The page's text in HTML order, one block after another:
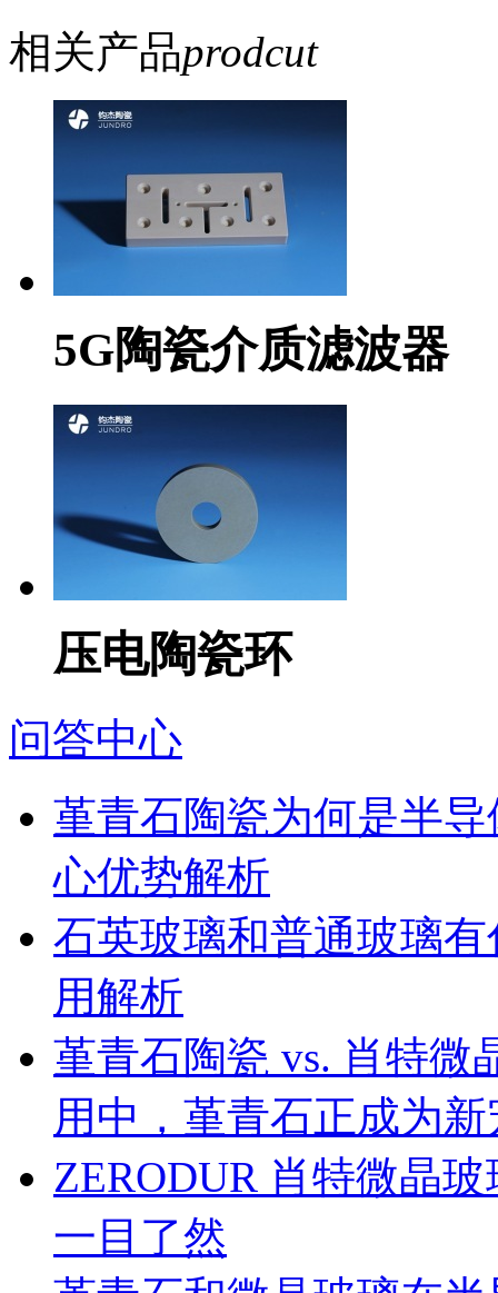
相关产品prodcut
5G陶瓷介质滤波器
压电陶瓷环
问答中心
堇青石陶瓷为何是半
心优势解析
石英玻璃和普通玻璃
用解析
堇青石陶瓷 vs. 肖特微
用中，堇青石正成为
ZERODUR 肖特微晶
一目了然